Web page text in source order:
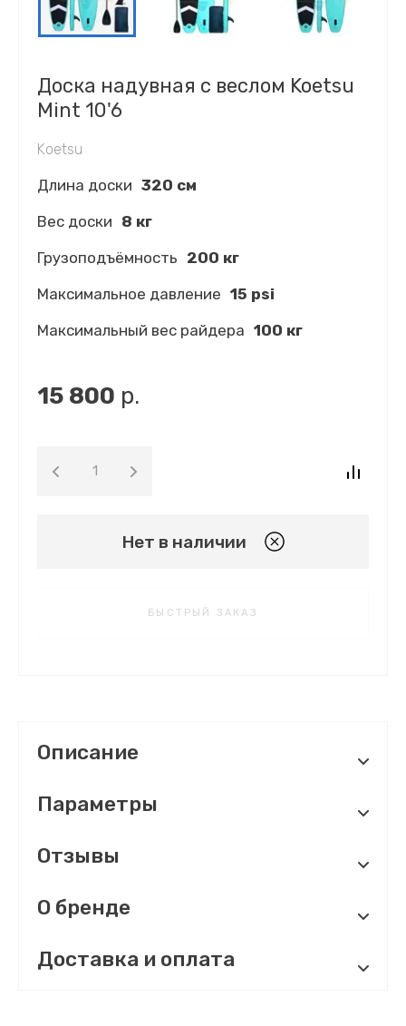
Доска надувная с веслом Koetsu
Mint 10'6
Koetsu
Длина доски 320 см
Вес доски 8 кг
Грузоподъёмность 200 кг
Максимальное давление 15 psi
Максимальный вес райдера 100 кг
15 800 р.
Нет в наличии
БЫСТРЫЙ ЗАКАЗ
Описание
Параметры
Отзывы
О бренде
Доставка и оплата